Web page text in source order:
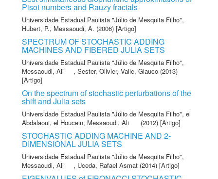
Pisot numbers and Rauzy fractals
Universidade Estadual Paulista "Júlio de Mesquita Filho",
Hubert, P., Messaoudi, A. (2006) [Artigo]
SPECTRUM OF STOCHASTIC ADDING
MACHINES AND FIBERED JULIA SETS
Universidade Estadual Paulista "Júlio de Mesquita Filho",
Messaoudi, Ali
, Sester, Olivier, Valle, Glauco (2013)
[Artigo]
On the spectrum of stochastic perturbations of the
shift and Julia sets
Universidade Estadual Paulista "Júlio de Mesquita Filho", el
Abdalaoui, el Houcein, Messaoudi, Ali (2012) [Artigo]
STOCHASTIC ADDING MACHINE AND 2-
DIMENSIONAL JULIA SETS
Universidade Estadual Paulista "Júlio de Mesquita Filho",
Messaoudi, Ali
, Uceda, Rafael Asmat (2014) [Artigo]